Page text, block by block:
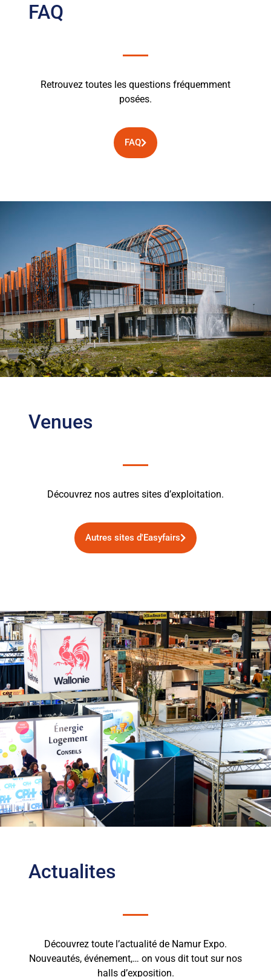
FAQ
Retrouvez toutes les questions fréquemment
posées.
FAQ
Venues
Découvrez nos autres sites d’exploitation.
Autres sites d'Easyfairs
Actualites
Découvrez toute l’actualité de Namur Expo.
Nouveautés, événement,… on vous dit tout sur nos
halls d’exposition.